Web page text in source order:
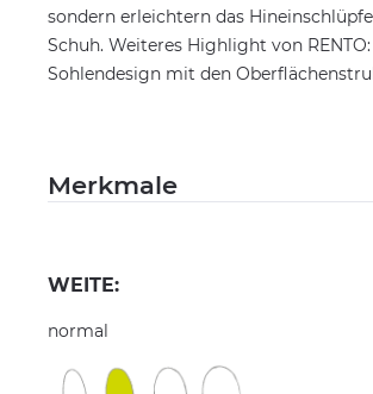
sondern erleichtern das
Schuh. Weiteres Highlight von
Sohlendesign mit den
Merkmale
WEITE:
normal